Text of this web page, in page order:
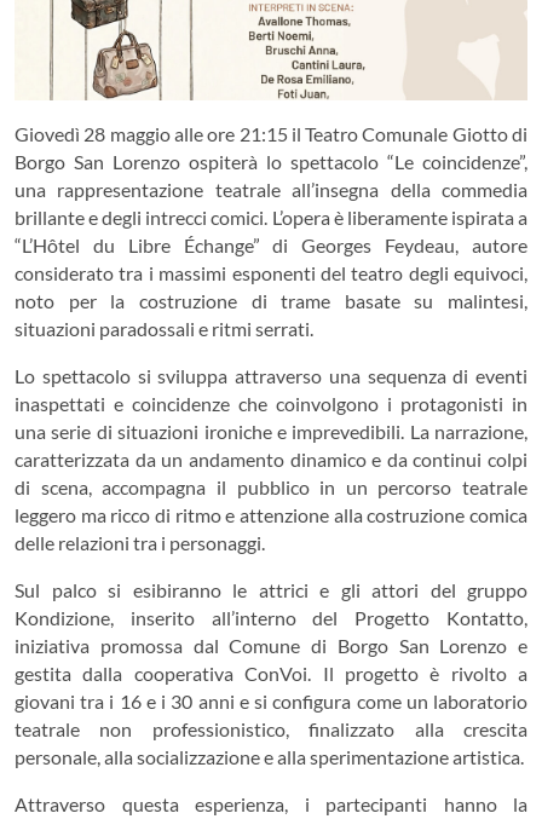
Giovedì 28 maggio alle ore 21:15 il Teatro Comunale Giotto di
Borgo San Lorenzo ospiterà lo spettacolo “Le coincidenze”,
una rappresentazione teatrale all’insegna della commedia
brillante e degli intrecci comici. L’opera è liberamente ispirata a
“L’Hôtel du Libre Échange” di Georges Feydeau, autore
considerato tra i massimi esponenti del teatro degli equivoci,
noto per la costruzione di trame basate su malintesi,
situazioni paradossali e ritmi serrati.
Lo spettacolo si sviluppa attraverso una sequenza di eventi
inaspettati e coincidenze che coinvolgono i protagonisti in
una serie di situazioni ironiche e imprevedibili. La narrazione,
caratterizzata da un andamento dinamico e da continui colpi
di scena, accompagna il pubblico in un percorso teatrale
leggero ma ricco di ritmo e attenzione alla costruzione comica
delle relazioni tra i personaggi.
Sul palco si esibiranno le attrici e gli attori del gruppo
Kondizione, inserito all’interno del Progetto Kontatto,
iniziativa promossa dal Comune di Borgo San Lorenzo e
gestita dalla cooperativa ConVoi. Il progetto è rivolto a
giovani tra i 16 e i 30 anni e si configura come un laboratorio
teatrale non professionistico, finalizzato alla crescita
personale, alla socializzazione e alla sperimentazione artistica.
Attraverso questa esperienza, i partecipanti hanno la